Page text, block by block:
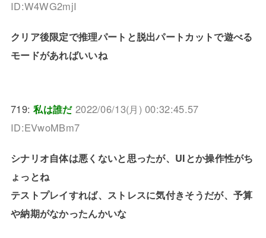
ID:W4WG2mjI
クリア後限定で推理パートと脱出パートカットで遊べる
モードがあればいいね
719:私は誰だ 2022/06/13(月) 00:32:45.57
ID:EVwoMBm7
シナリオ自体は悪くないと思ったが、UIとか操作性がち
ょっとね
テストプレイすれば、ストレスに気付きそうだが、予算
や納期がなかったんかいな